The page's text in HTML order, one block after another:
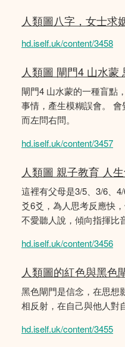
人類圖八字，女士求
hd.iself.uk/content/3458
人類圖 閘門4 山水蒙
閘門4 山水蒙的一種盲點
事情，產生模糊誤會。 會
而左問右問。
hd.iself.uk/content/3457
人類圖 親子教育 人
這裡有父母是3/5、3/6、
爻6爻，為人思考反應快
不愛聽人說，傾向指揮比
hd.iself.uk/content/3456
人類圖的紅色與黑色
黑色閘門是信念，在思想
相反射，在自己與他人對
hd.iself.uk/content/3455